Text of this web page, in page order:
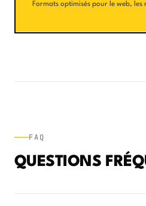
Formats optimisés pour le web,
FAQ
QUESTIONS